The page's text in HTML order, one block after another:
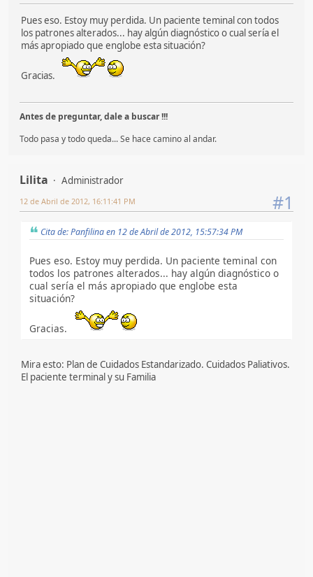
Pues eso. Estoy muy perdida. Un paciente teminal con todos
los patrones alterados... hay algún diagnóstico o cual sería el
más apropiado que englobe esta situación?
Gracias.
Antes de preguntar, dale a buscar !!!
Todo pasa y todo queda... Se hace camino al andar.
Lilita Administrador
#1
12 de Abril de 2012, 16:11:41 PM
Cita de: Panfilina en 12 de Abril de 2012, 15:57:34 PM
Pues eso. Estoy muy perdida. Un paciente teminal con
todos los patrones alterados... hay algún diagnóstico o
cual sería el más apropiado que englobe esta
situación?
Gracias.
Mira esto: Plan de Cuidados Estandarizado. Cuidados Paliativos.
El paciente terminal y su Familia